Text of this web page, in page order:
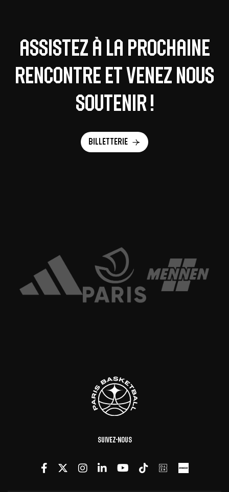
Assistez à la prochaine
rencontre et venez nous
soutenir !
Billetterie
Suivez-nous